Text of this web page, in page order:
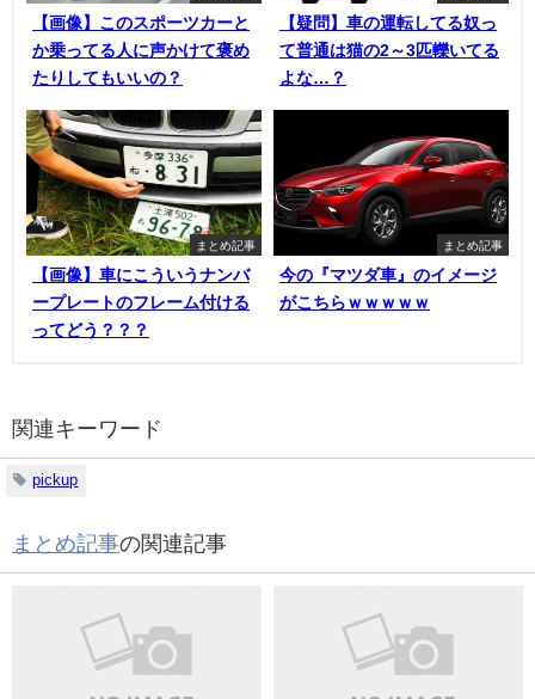
【画像】このスポーツカーと
か乗ってる人に声かけて褒め
たりしてもいいの？
【疑問】車の運転してる奴っ
て普通は猫の2～3匹轢いてる
よな…？
まとめ記事
【画像】車にこういうナンバ
ープレートのフレーム付ける
ってどう？？？
まとめ記事
今の『マツダ車』のイメージ
がこちらｗｗｗｗｗ
関連キーワード
pickup
まとめ記事の関連記事